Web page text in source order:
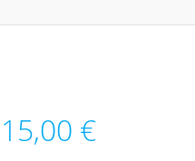
15,00 €